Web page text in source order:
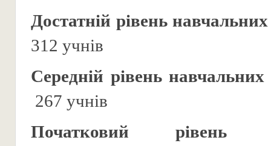
Достатній рівень
312 учнів
Середній рівень навчальних
267 учнів
Початковий рівень